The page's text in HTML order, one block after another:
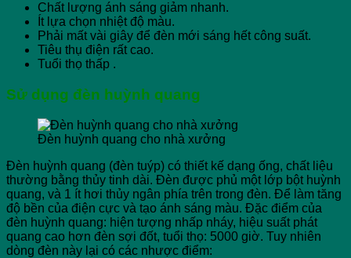
Chất lượng ánh sáng giảm nhanh.
Ít lựa chọn nhiệt độ màu.
Phải mất vài giây để đèn mới sáng hết công suất.
Tiêu thụ điện rất cao.
Tuổi thọ thấp .
Sử dụng đèn huỳnh quang
Đèn huỳnh quang cho nhà xưởng
Đèn huỳnh quang (đèn tuýp) có thiết kế dạng ống, chất liệu
thường bằng thủy tinh dài. Đèn được phủ một lớp bột huỳnh
quang, và 1 ít hơi thủy ngân phía trên trong đèn. Để làm tăng
độ bền của điện cực và tạo ánh sáng màu. Đặc điểm của
đèn huỳnh quang: hiện tượng nhấp nháy, hiệu suất phát
quang cao hơn đèn sợi đốt, tuổi thọ: 5000 giờ. Tuy nhiên
dòng đèn này lại có các nhược điểm: